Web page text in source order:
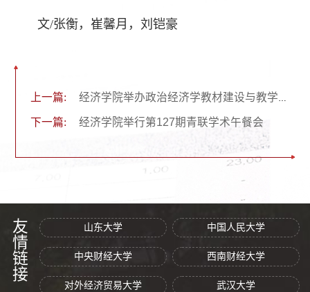
文/张衡，崔馨月，刘铠豪
上一篇: 经济学院举办政治经济学教材建设与教学改革研讨会
下一篇: 经济学院举行第127期青联学术午餐会
友情链接 山东大学 中国人民大学
中央财经大学 西南财经大学
对外经济贸易大学 武汉大学